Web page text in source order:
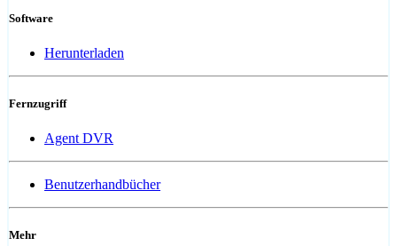
Software
Herunterladen
Fernzugriff
Agent DVR
Benutzerhandbücher
Mehr